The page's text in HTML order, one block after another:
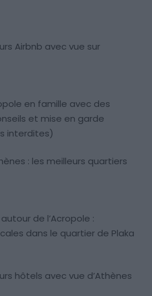
Airbnb avec vue sur
en famille avec des
et mise en garde
interdites)
: les meilleurs quartiers
de l’Acropole :
dans le quartier de Plaka
hôtels avec vue d’Athènes